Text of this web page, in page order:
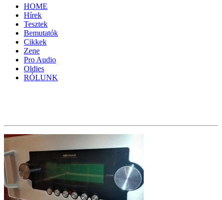
HOME
Hírek
Tesztek
Bemutatók
Cikkek
Zene
Pro Audio
Oldies
RÓLUNK